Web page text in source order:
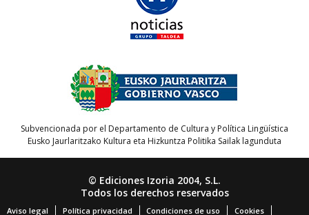
Subvencionada por el Departamento de Cultura y Política Lingüística
Eusko Jaurlaritzako Kultura eta Hizkuntza Politika Sailak lagunduta
© Ediciones Izoria 2004, S.L.
Todos los derechos reservados
Aviso legal Política privacidad Condiciones de uso Cookies